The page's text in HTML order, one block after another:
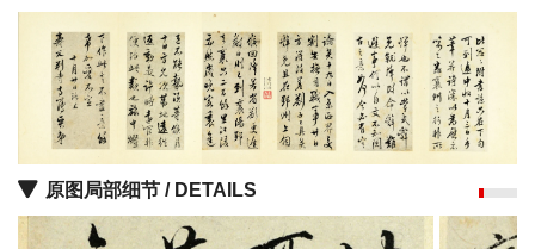
原图局部细节 / DETAILS
家
画
|
油